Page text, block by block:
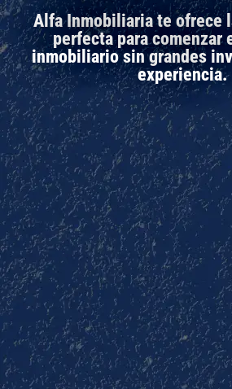
Alfa Inmobiliaria te ofrece
perfecta para comenzar
inmobiliario sin grandes
experiencia.